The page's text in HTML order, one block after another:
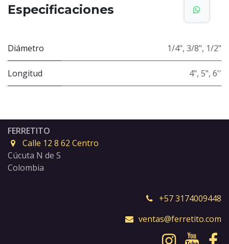
Especificaciones
Diámetro 1/4", 3/8", 1/2"
Longitud 4", 5", 6''
FERRETITO
Calle 12 8 62 Centro
Cúcuta N de S
Colombia
+57 3174009448
ventas@ferretito.com